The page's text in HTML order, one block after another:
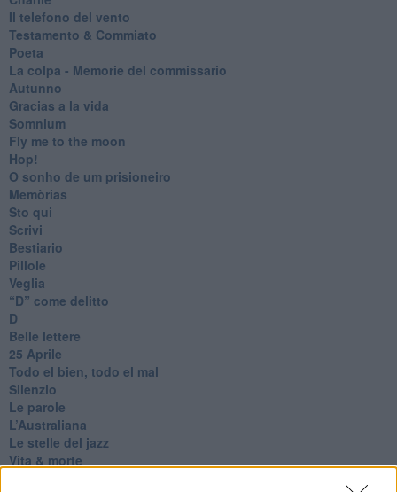
Il telefono del vento
Testamento & Commiato
Poeta
​La colpa - Memorie del commissario
Autunno
Gracias a la vida
Somnium
Fly me to the moon
Hop!
O sonho de um prisioneiro
Memòrias
Sto qui
Scrivi
Bestiario
Pillole
Veglia
​“D” come delitto
D
Belle lettere
25 Aprile
Todo el bien, todo el mal
Silenzio
Le parole
​L’Australiana
Le stelle del jazz
Vita & morte